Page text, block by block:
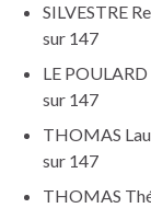
SILVESTRE
sur 147
LE
sur 147
THOMAS
sur 147
THOMAS